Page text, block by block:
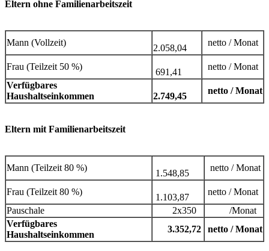
Eltern ohne Familienarbeitszeit
Mann (Vollzeit)
2.058,04
netto / Monat
Frau (Teilzeit 50 %)
691,41
netto / Monat
Verfügbares
Haushaltseinkommen
2.749,45
netto / Monat
Eltern mit Familienarbeitszeit
Mann (Teilzeit 80 %)
1.548,85
netto / Monat
Frau (Teilzeit 80 %)
1.103,87
netto / Monat
Pauschale
2x350
/Monat
Verfügbares
Haushaltseinkommen
3.352,72 netto / Monat